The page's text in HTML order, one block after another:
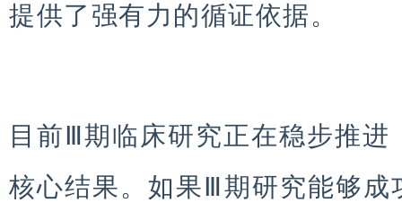
提供了强有力的循证依据。
目前Ⅲ期临床研究正在稳步推
核心结果。如果Ⅲ期研究能够成